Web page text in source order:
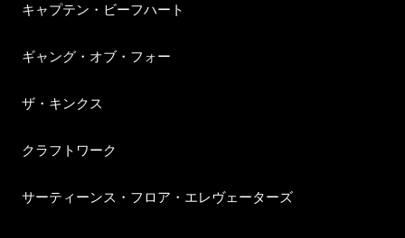
キャプテン・ビーフハート
ギャング・オブ・フォー
ザ・キンクス
クラフトワーク
サーティーンス・フロア・エレヴェーターズ